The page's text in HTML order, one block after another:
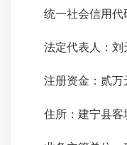
统一社会信用代码
法定代表人：刘
注册资金：贰万
住所：建宁县客